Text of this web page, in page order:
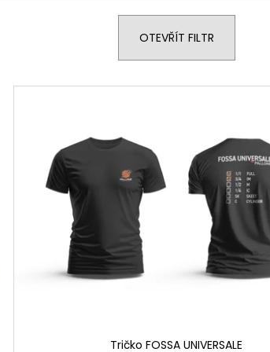
OTEVŘÍT FILTR
Tričko FOSSA UNIVERSALE